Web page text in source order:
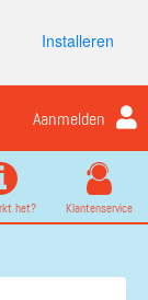
Installeren
Aanmelden
het? Klantenservice